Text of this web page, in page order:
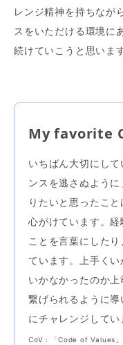
レンジ精神を持ちなが
スをいただける環境に
続けていこうと思います
My favorite
いちばん大切にし
ンスを逃さぬよう
りたいと思ったこ
心がけています。
ことを言葉にした
ています。上手く
いかなかったのか
繋げられるように
にチャレンジしてい
CoV：「Code of Values」